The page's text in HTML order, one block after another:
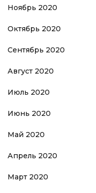
Ноябрь 2020
Октябрь 2020
Сентябрь 2020
Август 2020
Июль 2020
Июнь 2020
Май 2020
Апрель 2020
Март 2020